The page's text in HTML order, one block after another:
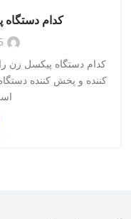
کدام دستگاه
کدام دستگاه پیکسل زن
کننده و پخش کننده